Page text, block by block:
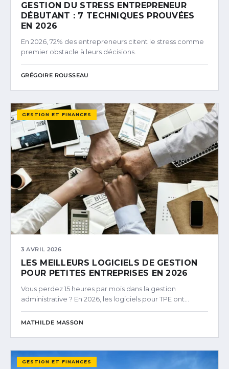
GESTION DU STRESS ENTREPRENEUR
DÉBUTANT : 7 TECHNIQUES PROUVÉES
EN 2026
En 2026, 72% des entrepreneurs citent le stress comme
premier obstacle à leurs décisions.
GRÉGOIRE ROUSSEAU
GESTION ET FINANCES
3 AVRIL 2026
LES MEILLEURS LOGICIELS DE GESTION
POUR PETITES ENTREPRISES EN 2026
Vous perdez 15 heures par mois dans la gestion
administrative ? En 2026, les logiciels pour TPE ont…
MATHILDE MASSON
GESTION ET FINANCES